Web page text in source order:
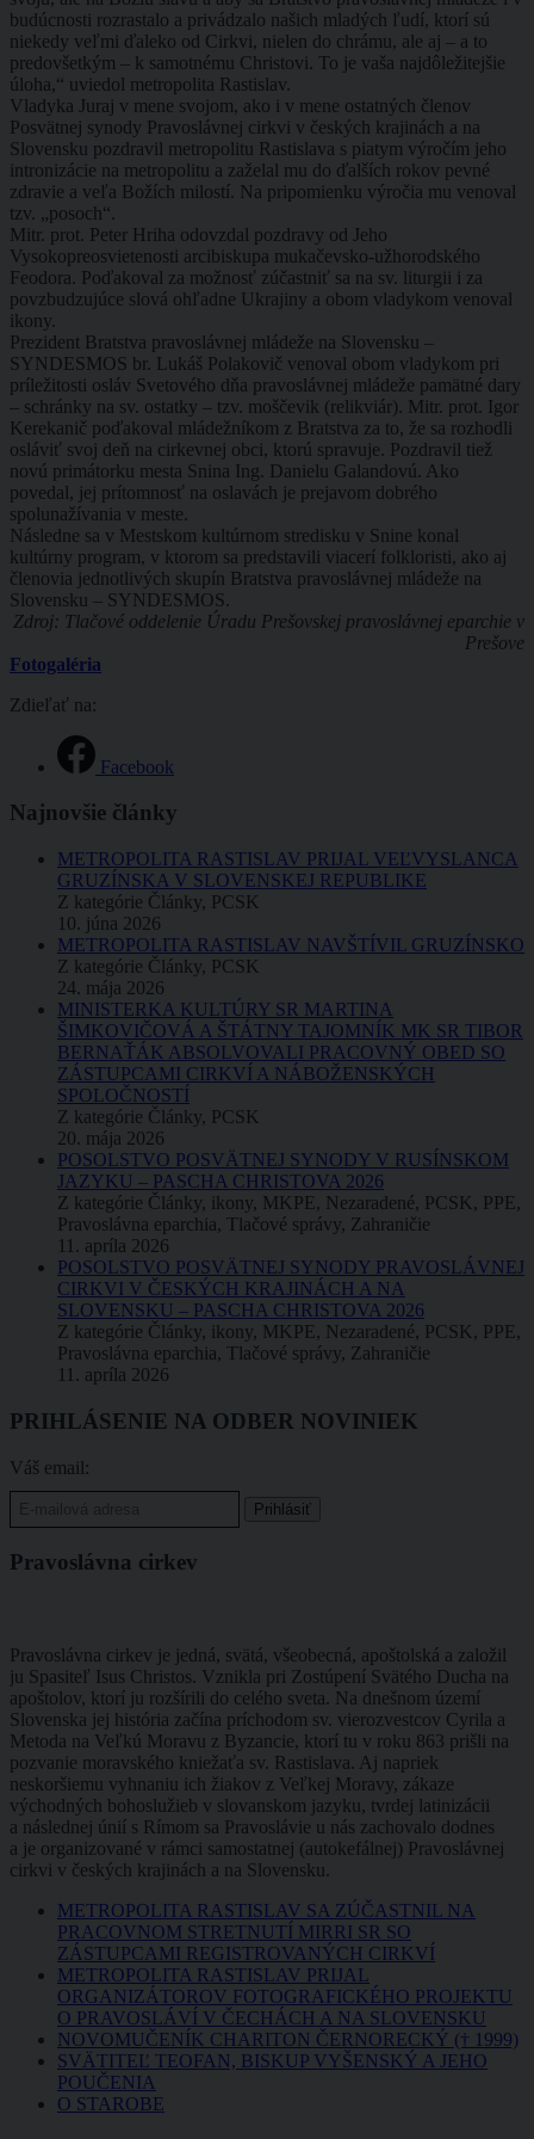
budúcnosti rozrastalo a privádzalo našich mladých ľudí, ktorí sú
niekedy veľmi ďaleko od Cirkvi, nielen do chrámu, ale aj – a to
predovšetkým – k samotnému Christovi. To je vaša najdôležitejšie
úloha,“ uviedol metropolita Rastislav.
Vladyka Juraj v mene svojom, ako i v mene ostatných členov
Posvätnej synody Pravoslávnej cirkvi v českých krajinách a na
Slovensku pozdravil metropolitu Rastislava s piatym výročím jeho
intronizácie na metropolitu a zaželal mu do ďalších rokov pevné
zdravie a veľa Božích milostí. Na pripomienku výročia mu venoval
tzv. „posoch“.
Mitr. prot. Peter Hriha odovzdal pozdravy od Jeho
Vysokopreosvietenosti arcibiskupa mukačevsko-užhorodského
Feodora. Poďakoval za možnosť zúčastniť sa na sv. liturgii i za
povzbudzujúce slová ohľadne Ukrajiny a obom vladykom venoval
ikony.
Prezident Bratstva pravoslávnej mládeže na Slovensku –
SYNDESMOS br. Lukáš Polakovič venoval obom vladykom pri
príležitosti osláv Svetového dňa pravoslávnej mládeže pamätné dary
– schránky na sv. ostatky – tzv. moščevik (relikviár). Mitr. prot. Igor
Kerekanič poďakoval mládežníkom z Bratstva za to, že sa rozhodli
osláviť svoj deň na cirkevnej obci, ktorú spravuje. Pozdravil tiež
novú primátorku mesta Snina Ing. Danielu Galandovú. Ako
povedal, jej prítomnosť na oslavách je prejavom dobrého
spolunažívania v meste.
Následne sa v Mestskom kultúrnom stredisku v Snine konal
kultúrny program, v ktorom sa predstavili viacerí folkloristi, ako aj
členovia jednotlivých skupín Bratstva pravoslávnej mládeže na
Slovensku – SYNDESMOS.
Zdroj: Tlačové oddelenie Úradu Prešovskej pravoslávnej eparchie v
Prešove
Fotogaléria
Zdieľať na:
Facebook
Najnovšie články
METROPOLITA RASTISLAV PRIJAL VEĽVYSLANCA
GRUZÍNSKA V SLOVENSKEJ REPUBLIKE
Z kategórie Články, PCSK
10. júna 2026
METROPOLITA RASTISLAV NAVŠTÍVIL GRUZÍNSKO
Z kategórie Články, PCSK
24. mája 2026
MINISTERKA KULTÚRY SR MARTINA
ŠIMKOVIČOVÁ A ŠTÁTNY TAJOMNÍK MK SR TIBOR
BERNAŤÁK ABSOLVOVALI PRACOVNÝ OBED SO
ZÁSTUPCAMI CIRKVÍ A NÁBOŽENSKÝCH
SPOLOČNOSTÍ
Z kategórie Články, PCSK
20. mája 2026
POSOLSTVO POSVÄTNEJ SYNODY V RUSÍNSKOM
JAZYKU – PASCHA CHRISTOVA 2026
Z kategórie Články, ikony, MKPE, Nezaradené, PCSK, PPE,
Pravoslávna eparchia, Tlačové správy, Zahraničie
11. apríla 2026
POSOLSTVO POSVÄTNEJ SYNODY PRAVOSLÁVNEJ
CIRKVI V ČESKÝCH KRAJINÁCH A NA
SLOVENSKU – PASCHA CHRISTOVA 2026
Z kategórie Články, ikony, MKPE, Nezaradené, PCSK, PPE,
Pravoslávna eparchia, Tlačové správy, Zahraničie
11. apríla 2026
PRIHLÁSENIE NA ODBER NOVINIEK
Váš email:
Pravoslávna cirkev
Pravoslávna cirkev je jedná, svätá, všeobecná, apoštolská a založil
ju Spasiteľ Isus Christos. Vznikla pri Zostúpení Svätého Ducha na
apoštolov, ktorí ju rozšírili do celého sveta. Na dnešnom území
Slovenska jej história začína príchodom sv. vierozvestcov Cyrila a
Metoda na Veľkú Moravu z Byzancie, ktorí tu v roku 863 prišli na
pozvanie moravského kniežaťa sv. Rastislava. Aj napriek
neskoršiemu vyhnaniu ich žiakov z Veľkej Moravy, zákaze
východných bohoslužieb v slovanskom jazyku, tvrdej latinizácii
a následnej únií s Rímom sa Pravoslávie u nás zachovalo dodnes
a je organizované v rámci samostatnej (autokefálnej) Pravoslávnej
cirkvi v českých krajinách a na Slovensku.
METROPOLITA RASTISLAV SA ZÚČASTNIL NA
PRACOVNOM STRETNUTÍ MIRRI SR SO
ZÁSTUPCAMI REGISTROVANÝCH CIRKVÍ
METROPOLITA RASTISLAV PRIJAL
ORGANIZÁTOROV FOTOGRAFICKÉHO PROJEKTU
O PRAVOSLÁVÍ V ČECHÁCH A NA SLOVENSKU
NOVOMUČENÍK CHARITON ČERNORECKÝ († 1999)
SVÄTITEĽ TEOFAN, BISKUP VYŠENSKÝ A JEHO
POUČENIA
O STAROBE